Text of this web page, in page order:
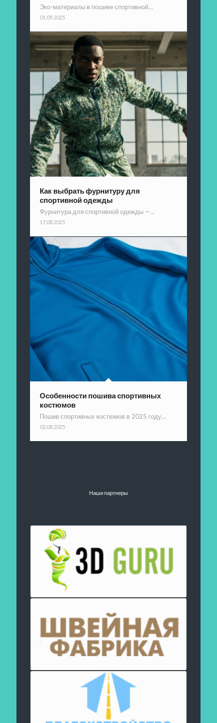
Эко-материалы в пошиве спортивной…
01.09.2025
Как выбрать фурнитуру для
спортивной одежды
Фурнитура для спортивной одежды —…
17.08.2025
Особенности пошива спортивных
костюмов
Пошив спортивных костюмов в 2025 году…
02.08.2025
Наши партнеры